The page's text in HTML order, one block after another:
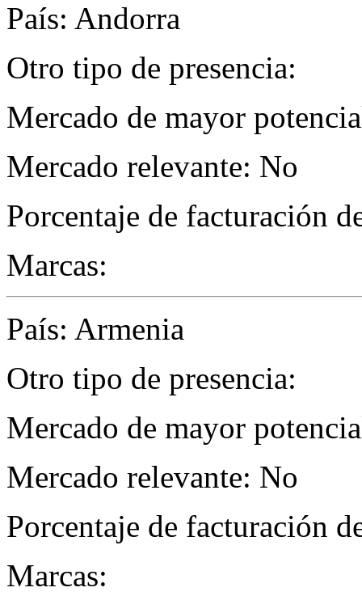
País: Andorra
Otro tipo de presencia:
Mercado de mayor
Mercado relevante: No
Porcentaje de facturación
Marcas:
País: Armenia
Otro tipo de presencia:
Mercado de mayor
Mercado relevante: No
Porcentaje de facturación
Marcas: